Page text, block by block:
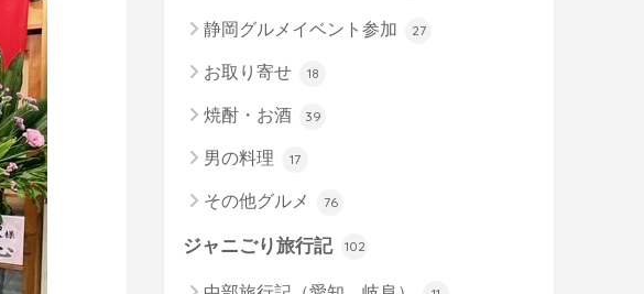
静岡グルメイベント参加 27
お取り寄せ 18
焼酎・お酒 39
男の料理 17
その他グルメ 76
ジャニごり旅行記 102